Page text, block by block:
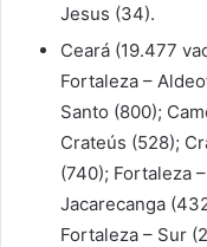
Jesus (34).
Ceará (19.477
Fortaleza –
Santo (800);
Crateús (528);
(740); Fortaleza
Jacarecanga
Fortaleza – Sur